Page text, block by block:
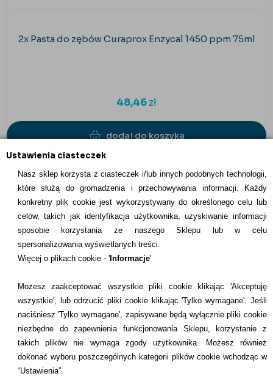
Ustawienia ciasteczek
Nasz sklep korzysta z ciasteczek i/lub innych podobnych technologii,
które służą do gromadzenia i przechowywania informacji. Każdy
konkretny plik cookie jest wykorzystywany do określonego celu lub
celów, takich jak identyfikacja użytkownika, uzyskiwanie informacji
sposobie korzystania ze naszego Sklepu lub w celu
spersonalizowania wyświetlanych treści.
Więcej o plikach cookie - 'Informacje'
Możesz zaakceptować wszystkie pliki cookie klikając 'Akceptuję
wszystkie', lub odrzucić pliki cookie klikając 'Tylko wymagane'. Jeśli
naciśniesz 'Tylko wymagane', zapisywane będą wyłącznie pliki cookie
niezbędne do zapewnienia funkcjonowania Sklepu, korzystanie z
takich plików nie wymaga zgody użytkownika. Możesz również
dokonać wyboru poszczególnych kategorii plików cookie wchodząc w
“Ustawienia”.
2x Pasta do zębów Curaprox Enzycal 1450 ppm 75ml
48,46zł
dodaj do koszyka
INFORMACJE KONTAKTOWE
Informacje
Dostawcy
Kontakt
+48 22 113 4446
kontakt@dentilove.pl